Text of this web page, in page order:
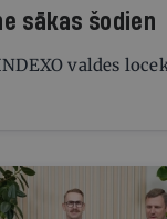
sākas šodien
valdes